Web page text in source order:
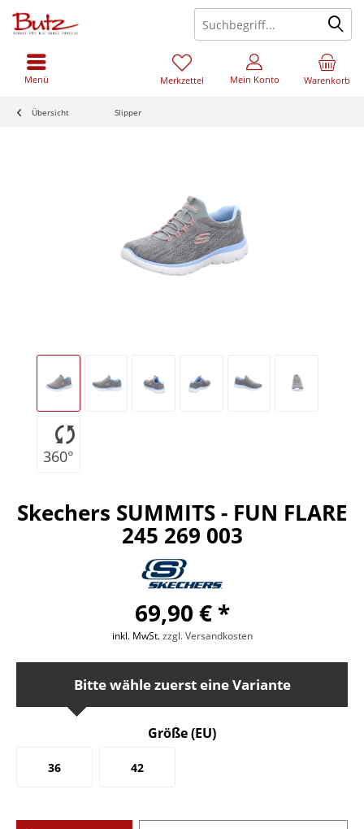
Warenkorb
Merkzettel Mein Konto
Menü
Übersicht Slipper
360°
Skechers SUMMITS - FUN FLARE
245 269 003
69,90 € *
inkl. MwSt.zzgl. Versandkosten
Bitte wähle zuerst eine Variante
Größe (EU)
36 42